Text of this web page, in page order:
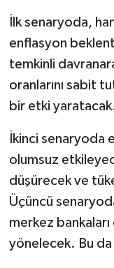
İlk senaryoda,
enflasyon
temkinli
oranlarını sabit
bir etki
İkinci senaryoda
olumsuz
düşürecek ve
Üçüncü
merkez
yönelecek. Bu da